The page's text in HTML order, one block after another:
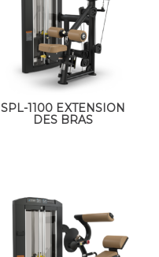
SPL-1100 EXTENSION
DES BRAS